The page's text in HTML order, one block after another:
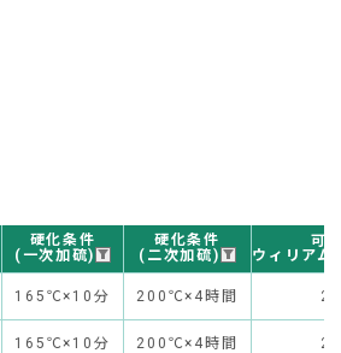
硬化条件
(一次加硫)
硬化条件
(二次加硫)
可
ウィリアム
165℃×10分 200℃×4時間
165℃×10分 200℃×4時間